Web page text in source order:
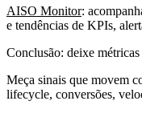
AISO Monitor:
e tendências de KPIs,
Conclusão: deixe
Meça sinais que movem
lifecycle, conversões,